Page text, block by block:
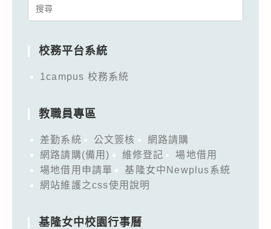
Search
校務平台系統
1campus 校務系統
教職員專區
差勤系統 公文簽核
網路請購
網路請購(備用)
維修登記
場地借用
場地借用申請單
基隆女中Newplus系統
網站維護之css使用說明
基隆女中校園行事曆